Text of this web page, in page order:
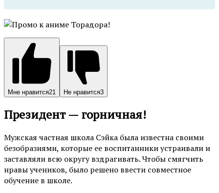
Мне нравится21 Не нравится3
Президент — горничная!
Мужская частная школа Сэйка была известна своими
безобразиями, которые ее воспитанники устраивали и
заставляли всю округу вздрагивать. Чтобы смягчить
нравы учеников, было решено ввести совместное
обучение в школе.